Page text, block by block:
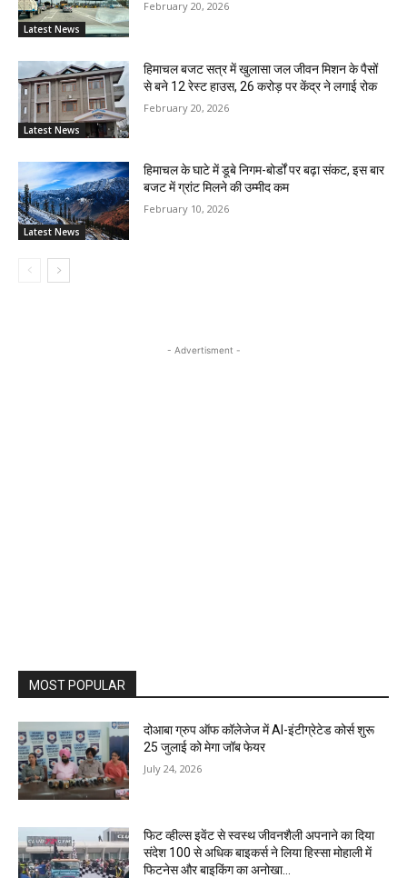
Latest News
February 20, 2026
Latest News
हिमाचल बजट सत्र में खुलासा जल जीवन मिशन के पैसों
से बने 12 रेस्ट हाउस, 26 करोड़ पर केंद्र ने लगाई रोक
February 20, 2026
Latest News
हिमाचल के घाटे में डूबे निगम-बोर्डों पर बढ़ा संकट, इस बार
बजट में ग्रांट मिलने की उम्मीद कम
February 10, 2026
- Advertisment -
MOST POPULAR
दोआबा ग्रुप ऑफ कॉलेजेज में AI-इंटीग्रेटेड कोर्स शुरू
25 जुलाई को मेगा जॉब फेयर
July 24, 2026
फिट व्हील्स इवेंट से स्वस्थ जीवनशैली अपनाने का दिया
संदेश 100 से अधिक बाइकर्स ने लिया हिस्सा मोहाली में
फिटनेस और बाइकिंग का अनोखा...